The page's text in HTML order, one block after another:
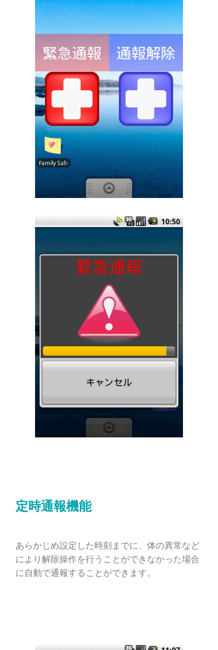
定時通報機能
あらかじめ設定した時刻までに、体の異常など
により解除操作を行うことができなかった場合
に自動で通報することができます。